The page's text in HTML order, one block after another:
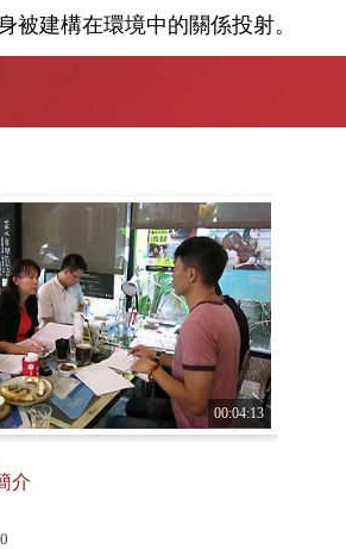
被建構在環境中的關係投射。
00:04:13
介